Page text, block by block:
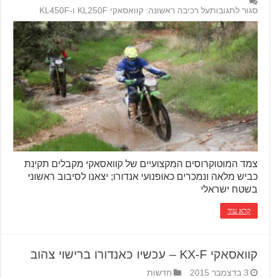
סגור לתגובותעל רכיבה ראשונה: קוואסאקי KL250F ו-KL450F
צמד המוטוקרוסים המקצועיים של קוואסאקי מקבלים תקינת
כביש מלאה ונמכרים כאופנועי אנדורו; יצאנו לסיבוב ראשוני
בשטח ישראלי
קרא עוד
קוואסאקי KX-F – עכשיו כאנדורו ברישוי צהוב
3 בדצמבר 2015
חדשות